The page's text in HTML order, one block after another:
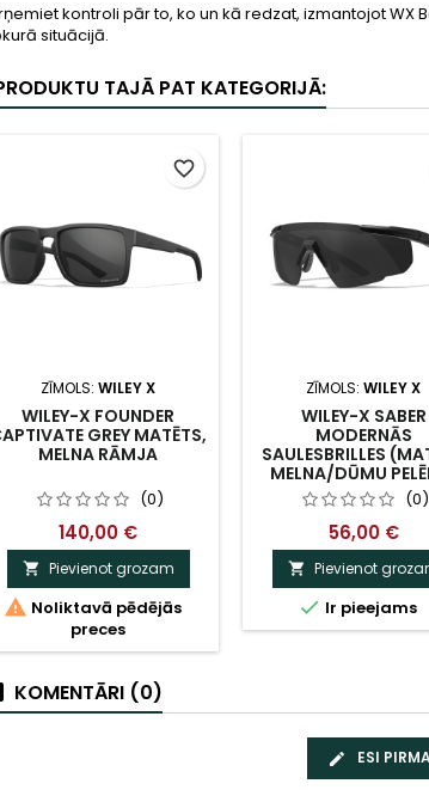
kontroli pār to, ko un kā redzat, izmantojot WX
situācijā.
TAJĀ PAT KATEGORIJĀ:
ZĪMOLS: WILEY X
WILEY-X FOUNDER
GREY MATĒTS,
MELNA RĀMJA
(0)
140,00 €
 Pievienot grozam
 Noliktavā pēdējās
preces
favorite_border
ZĪMOLS: WILEY X
WILEY-X SABER
MODERNĀS
SAULESBRILLES
MELNA/DŪMU
(0)
56,00 €
 Pievienot
 Ir pieejams
KOMENTĀRI (0)
ESI